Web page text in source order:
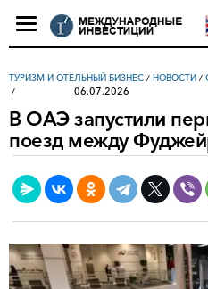
ТУРИЗМ И ОТЕЛЬНЫЙ БИЗНЕС / НОВОСТИ /
06.07.2026
В ОАЭ запустили
поезд между